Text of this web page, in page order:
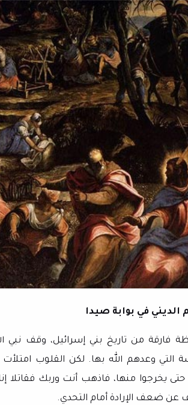
الديني في بوابة صيدا
فارقة من تاريخ بني إسرائيل، وقف نبي
التي وعدهم الله بها. لكن القلوب
حتى يخرجوا منها، فاذهب أنت وربك فقاتلا
ضعف الإرادة أمام التحدي.